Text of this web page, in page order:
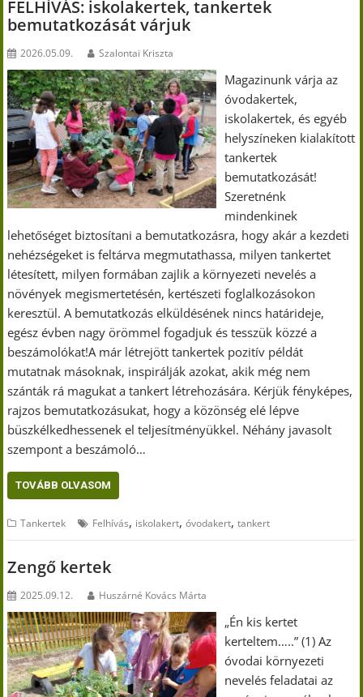
FELHÍVÁS: iskolakertek, tankertek
bemutatkozását várjuk
2026.05.09. Szalontai Kriszta
Magazinunk várja az
óvodakertek,
iskolakertek, és egyéb
helyszíneken kialakított
tankertek
bemutatkozását!
Szeretnénk
mindenkinek
lehetőséget biztosítani a bemutatkozásra, hogy akár a kezdeti
nehézségeket is feltárva megmutathassa, milyen tankertet
létesített, milyen formában zajlik a környezeti nevelés a
növények megismertetésén, kertészeti foglalkozásokon
keresztül. A bemutatkozás elküldésének nincs határideje,
egész évben nagy örömmel fogadjuk és tesszük közzé a
beszámolókat!A már létrejött tankertek pozitív példát
mutatnak másoknak, inspirálják azokat, akik még nem
szánták rá magukat a tankert létrehozására. Kérjük fényképes,
rajzos bemutatkozásukat, hogy a közönség elé lépve
büszkélkedhessenek el teljesítményükkel. Néhány javasolt
szempont a beszámoló…
TOVÁBB OLVASOM
Tankertek Felhívás, iskolakert,óvodakert,tankert
Zengő kertek
2025.09.12. Huszárné Kovács Márta
„Én kis kertet
kerteltem…..” (1) Az
óvodai környezeti
nevelés feladatai az